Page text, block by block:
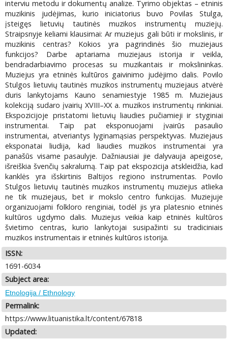
interviu metodu ir dokumentų analize. Tyrimo objektas – etninis
muzikinis judėjimas, kurio iniciatorius buvo Povilas Stulga,
įsteigęs lietuvių tautinės muzikos instrumentų muziejų.
Straipsnyje keliami klausimai: Ar muziejus gali būti ir mokslinis, ir
muzikinis centras? Kokios yra pagrindinės šio muziejaus
funkcijos? Darbe aptariama muziejaus istorija ir veikla,
bendradarbiavimo procesas su muzikantais ir mokslininkas.
Muziejus yra etninės kultūros gaivinimo judėjimo dalis. Povilo
Stulgos lietuvių tautinės muzikos instrumentų muziejaus atvėrė
duris lankytojams Kauno senamiestyje 1985 m. Muziejaus
kolekciją sudaro įvairių XVIII–XX a. muzikos instrumentų rinkiniai.
Ekspozicijoje pristatomi lietuvių liaudies pučiamieji ir styginiai
instrumentai. Taip pat eksponuojami įvairūs pasaulio
instrumentai, atveriantys lyginamąsias perspektyvas. Muziejaus
eksponatai liudija, kad liaudies muzikos instrumentai yra
panašūs visame pasaulyje. Dažniausiai jie dalyvauja apeigose,
išreiškia švenčių sakralumą. Taip pat ekspozicija atskleidžia, kad
kanklės yra išskirtinis Baltijos regiono instrumentas. Povilo
Stulgos lietuvių tautinės muzikos instrumentų muziejus atlieka
ne tik muziejaus, bet ir mokslo centro funkcijas. Muziejuje
organizuojami folkloro renginiai, todėl jis yra platesnio etninės
kultūros ugdymo dalis. Muziejus veikia kaip etninės kultūros
švietimo centras, kurio lankytojai susipažinti su tradiciniais
muzikos instrumentais ir etninės kultūros istorija.
ISSN:
1691-6034
Subject area:
Etnologija / Ethnology
Permalink:
https://www.lituanistika.lt/content/67818
Updated: